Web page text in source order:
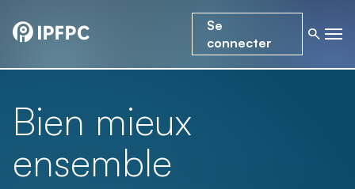
Se
connecter
Bien mieux
ensemble